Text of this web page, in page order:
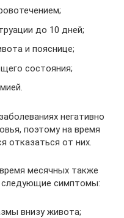
до 10 дней;
и пояснице;
состояния;
негативно
поэтому на время
отказаться от них.
месячных также
следующие симптомы:
внизу живота;